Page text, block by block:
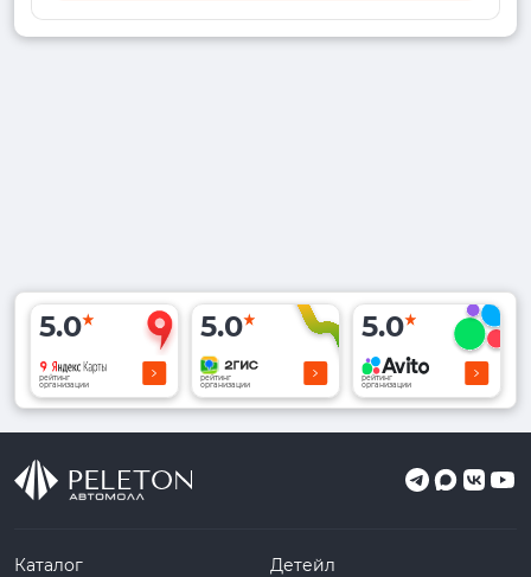
5.0
рейтинг
организации
5.0
рейтинг
организации
5.0
рейтинг
организации
Каталог
Детейл